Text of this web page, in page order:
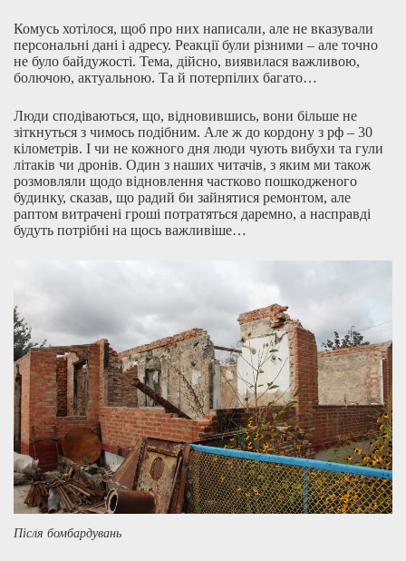
Комусь хотілося, щоб про них написали, але не вказували
персональні дані і адресу. Реакції були різними – але точно
не було байдужості. Тема, дійсно, виявилася важливою,
болючою, актуальною. Та й потерпілих багато…
Люди сподіваються, що, відновившись, вони більше не
зіткнуться з чимось подібним. Але ж до кордону з рф – 30
кілометрів. І чи не кожного дня люди чують вибухи та гули
літаків чи дронів. Один з наших читачів, з яким ми також
розмовляли щодо відновлення частково пошкодженого
будинку, сказав, що радий би зайнятися ремонтом, але
раптом витрачені гроші потратяться даремно, а насправді
будуть потрібні на щось важливіше…
Після бомбардувань